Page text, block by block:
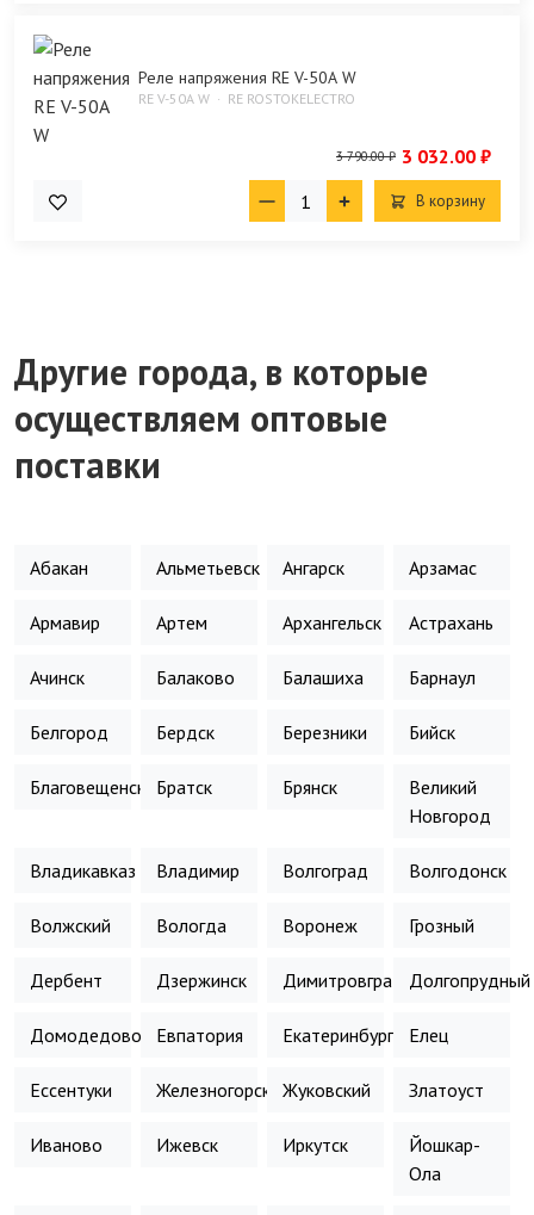
Реле напряжения RE V-50А W
RE V-50A W RE ROSTOKELECTRO
3 790.00 ₽ 3 032.00 ₽
В корзину
Другие города, в которые
осуществляем оптовые
поставки
Абакан Альметьевск Ангарск Арзамас
Армавир Артем Архангельск Астрахань
Ачинск Балаково Балашиха Барнаул
Белгород Бердск Березники Бийск
Благовещенск Братск Брянск
Великий
Новгород
Владикавказ Владимир Волгоград Волгодонск
Волжский Вологда Воронеж Грозный
Дербент Дзержинск Димитровград Долгопрудный
Домодедово Евпатория Екатеринбург Елец
Ессентуки Железногорск Жуковский Златоуст
Иваново Ижевск Иркутск
Йошкар-
Ола